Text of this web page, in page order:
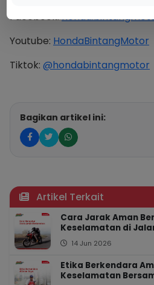
Facebook:
Youtube: HondaBintangMotor
Tiktok: @hondabintangmotor
Bagikan artikel ini:
Artikel Terkait
Cara Jarak Aman
Keselamatan di
14 Jun 2026
Etika Berkendara
Keselamatan